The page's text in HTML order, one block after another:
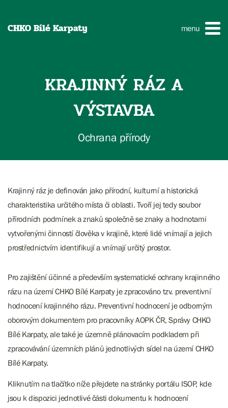
CHKO Bílé Karpaty menu
KRAJINNÝ RÁZ A
VÝSTAVBA
Ochrana přírody
Krajinný ráz je definován jako přírodní, kulturní a historická
charakteristika určitého místa či oblasti. Tvoří jej tedy soubor
přírodních podmínek a znaků společně se znaky a hodnotami
vytvořenými činností člověka v krajině, které lidé vnímají a jejich
prostřednictvím identifikují a vnímají určitý prostor.
Pro zajištění účinné a především systematické ochrany krajinného
rázu na území CHKO Bílé Karpaty je zpracováno tzv. preventivní
hodnocení krajinného rázu. Preventivní hodnocení je odborným
oborovým dokumentem pro pracovníky AOPK ČR, Správy CHKO
Bílé Karpaty, ale také je územně plánovacím podkladem při
zpracovávání územních plánů jednotlivých sídel na území CHKO
Bílé Karpaty.
Kliknutím na tlačítko níže přejdete na stránky portálu ISOP, kde
jsou k dispozici jednotlivé části dokumentu k hodnocení